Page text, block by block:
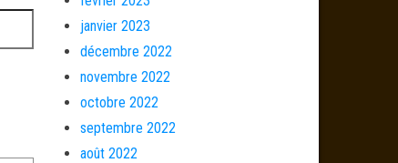
janvier 2023
décembre 2022
novembre 2022
octobre 2022
septembre 2022
août 2022